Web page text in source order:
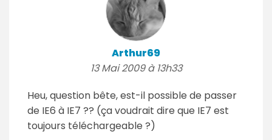
Arthur69
13 Mai 2009 à 13h33
Heu, question bête, est-il possible de passer
de IE6 à IE7 ?? (ça voudrait dire que IE7 est
toujours téléchargeable ?)